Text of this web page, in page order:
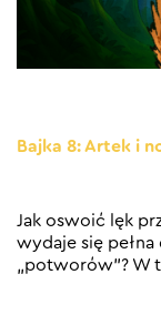
Bajka 8: Artek i
Jak oswoić lęk
wydaje się
„potworów”? W